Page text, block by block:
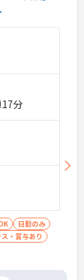
17分
日勤のみ
・賞与あり